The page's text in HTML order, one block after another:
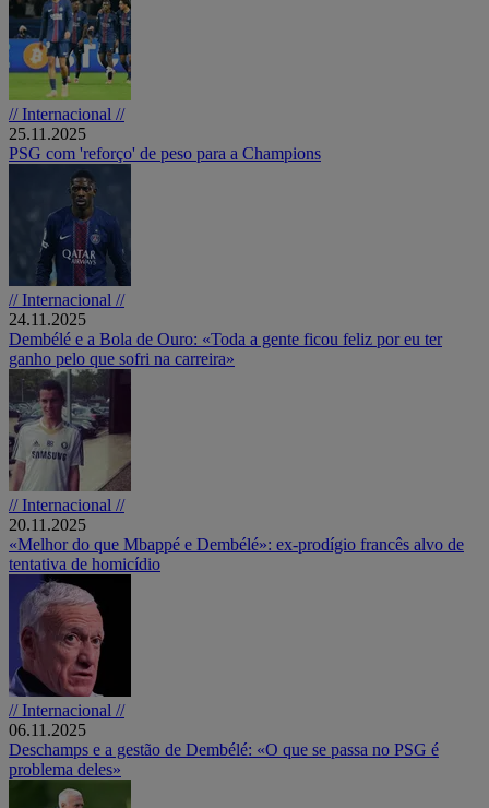
// Internacional //
25.11.2025
PSG com 'reforço' de peso para a Champions
// Internacional //
24.11.2025
Dembélé e a Bola de Ouro: «Toda a gente ficou feliz por eu ter
ganho pelo que sofri na carreira»
// Internacional //
20.11.2025
«Melhor do que Mbappé e Dembélé»: ex-prodígio francês alvo de
tentativa de homicídio
// Internacional //
06.11.2025
Deschamps e a gestão de Dembélé: «O que se passa no PSG é
problema deles»